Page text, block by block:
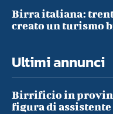
Birra italiana:
creato un turismo
Ultimi annunci
Birrificio in
figura di